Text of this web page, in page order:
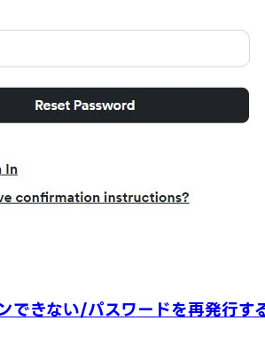
できない/パスワードを再発行す